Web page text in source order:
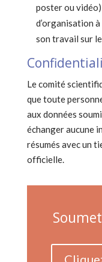
poster ou
d’organisation
son travail sur le
Le comité
que toute
aux données
échanger aucune
résumés avec un
officielle.